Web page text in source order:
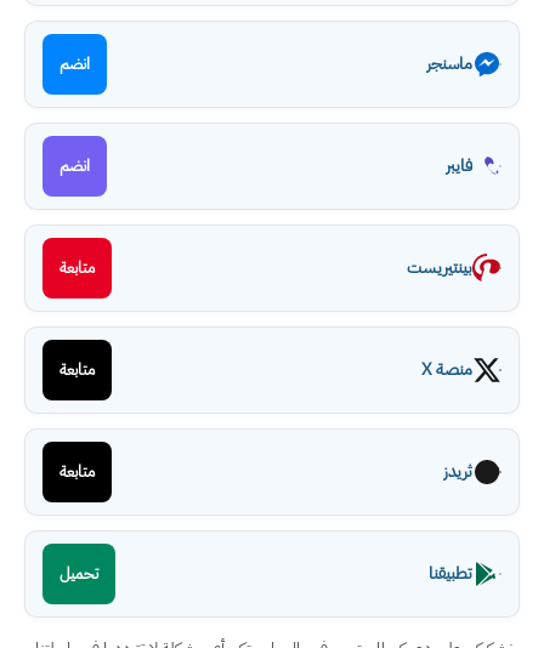
ماسنجر انضم
فايبر انضم
بينتيريست متابعة
منصة X متابعة
ثريدز متابعة
تطبيقنا تحميل